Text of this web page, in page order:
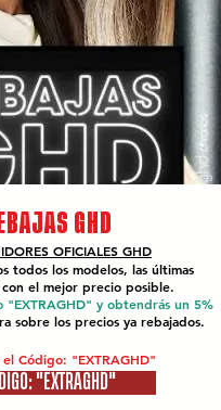
GHD
OFICIALES GHD
todos los modelos, las últimas
el mejor precio posible.
y obtendrás un 5%
sobre los precios ya rebajados.
Código: "EXTRAGHD"
"EXTRAGHD"